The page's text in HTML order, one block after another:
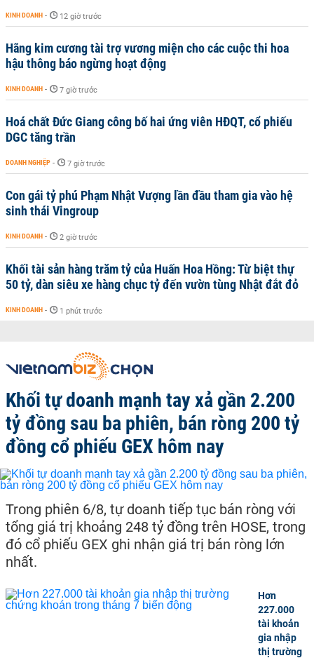
KINH DOANH - 12 giờ trước
Hãng kim cương tài trợ vương miện cho các cuộc thi hoa
hậu thông báo ngừng hoạt động
KINH DOANH - 7 giờ trước
Hoá chất Đức Giang công bố hai ứng viên HĐQT, cổ phiếu
DGC tăng trần
DOANH NGHIỆP - 7 giờ trước
Con gái tỷ phú Phạm Nhật Vượng lần đầu tham gia vào hệ
sinh thái Vingroup
KINH DOANH - 2 giờ trước
Khối tài sản hàng trăm tỷ của Huấn Hoa Hồng: Từ biệt thự
50 tỷ, dàn siêu xe hàng chục tỷ đến vườn tùng Nhật đắt đỏ
KINH DOANH - 1 phút trước
Khối tự doanh mạnh tay xả gần 2.200
tỷ đồng sau ba phiên, bán ròng 200 tỷ
đồng cổ phiếu GEX hôm nay
Trong phiên 6/8, tự doanh tiếp tục bán ròng với
tổng giá trị khoảng 248 tỷ đồng trên HOSE, trong
đó cổ phiếu GEX ghi nhận giá trị bán ròng lớn
nhất.
Hơn
227.000
tài khoản
gia nhập
thị trường